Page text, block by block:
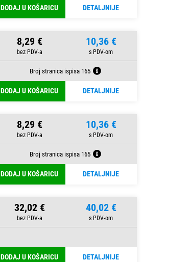
DODAJ U KOŠARICU DETALJNIJE
8,29 € 10,36 €
Broj stranica ispisa 165
DODAJ U KOŠARICU DETALJNIJE
8,29 € 10,36 €
Broj stranica ispisa 165
DODAJ U KOŠARICU DETALJNIJE
32,02 € 40,02 €
DODAJ U KOŠARICU DETALJNIJE